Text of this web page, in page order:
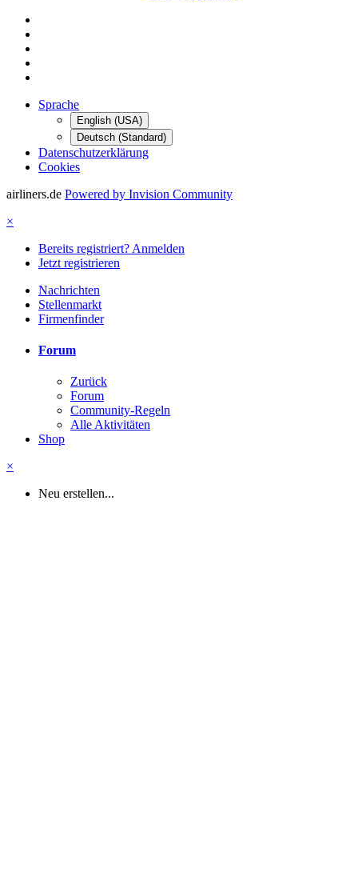
Sprache
English (USA)
Deutsch (Standard)
Datenschutzerklärung
Cookies
airliners.de Powered by Invision Community
×
Bereits registriert? Anmelden
Jetzt registrieren
Nachrichten
Stellenmarkt
Firmenfinder
Forum
Zurück
Forum
Community-Regeln
Alle Aktivitäten
Shop
×
Neu erstellen...